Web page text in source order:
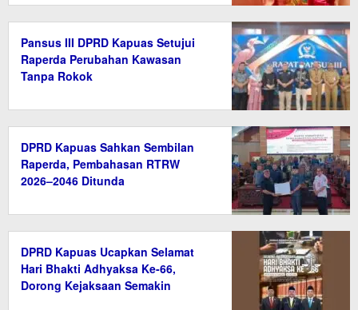
Pansus III DPRD Kapuas Setujui
Raperda Perubahan Kawasan
Tanpa Rokok
DPRD Kapuas Sahkan Sembilan
Raperda, Pembahasan RTRW
2026–2046 Ditunda
DPRD Kapuas Ucapkan Selamat
Hari Bhakti Adhyaksa Ke-66,
Dorong Kejaksaan Semakin